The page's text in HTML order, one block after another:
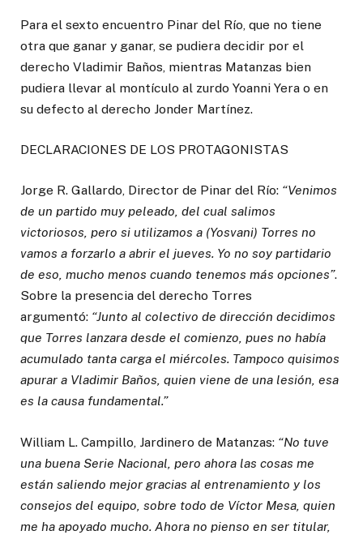
Para el sexto encuentro Pinar del Río, que no tiene
otra que ganar y ganar, se pudiera decidir por el
derecho Vladimir Baños, mientras Matanzas bien
pudiera llevar al montículo al zurdo Yoanni Yera o en
su defecto al derecho Jonder Martínez.
DECLARACIONES DE LOS PROTAGONISTAS
Jorge R. Gallardo, Director de Pinar del Río: “Venimos
de un partido muy peleado, del cual salimos
victoriosos, pero si utilizamos a (Yosvani) Torres no
vamos a forzarlo a abrir el jueves. Yo no soy partidario
de eso, mucho menos cuando tenemos más opciones”.
Sobre la presencia del derecho Torres
argumentó: “Junto al colectivo de dirección decidimos
que Torres lanzara desde el comienzo, pues no había
acumulado tanta carga el miércoles. Tampoco quisimos
apurar a Vladimir Baños, quien viene de una lesión, esa
es la causa fundamental.”
William L. Campillo, Jardinero de Matanzas: “No tuve
una buena Serie Nacional, pero ahora las cosas me
están saliendo mejor gracias al entrenamiento y los
consejos del equipo, sobre todo de Víctor Mesa, quien
me ha apoyado mucho. Ahora no pienso en ser titular,